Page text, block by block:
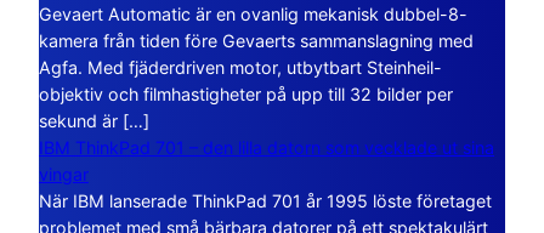
Gevaert Automatic är en ovanlig mekanisk dubbel-8-
kamera från tiden före Gevaerts sammanslagning med
Agfa. Med fjäderdriven motor, utbytbart Steinheil-
objektiv och filmhastigheter på upp till 32 bilder per
sekund är […]
IBM ThinkPad 701 – den lilla datorn som vecklade ut sina
vingar
När IBM lanserade ThinkPad 701 år 1995 löste företaget
problemet med små bärbara datorer på ett spektakulärt